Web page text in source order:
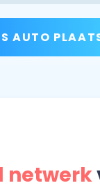
AUTO
netwerk